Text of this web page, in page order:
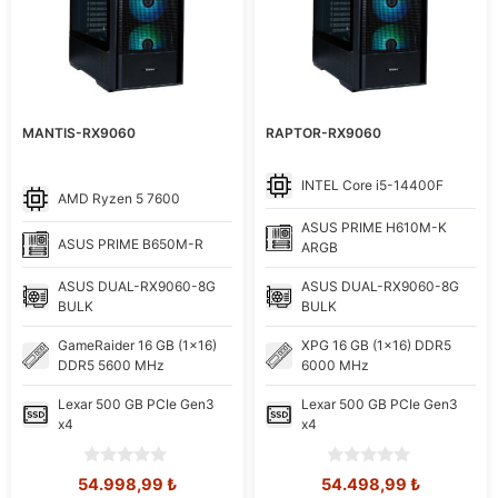
MANTIS-RX9060
AMD Ryzen 5 7600
ASUS PRIME B650M-R
ASUS DUAL-RX9060-8G
BULK
GameRaider 16 GB (1x16)
DDR5 5600 MHz
Lexar 500 GB PCIe Gen3
x4
0
Orijinal
54.998,99 ₺Şu
RAPTOR-RX9060
INTEL Core i5-14400F
ASUS PRIME H610M-K
ARGB
ASUS DUAL-RX9060-8G
BULK
XPG 16 GB (1x16) DDR5
6000 MHz
Lexar 500 GB PCIe Gen3
x4
0
Orijinal
54.498,99 ₺Şu